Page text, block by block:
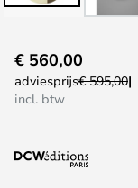
naar
het
de
€ 560,00
adviesprijs€ 595,00
incl. btw